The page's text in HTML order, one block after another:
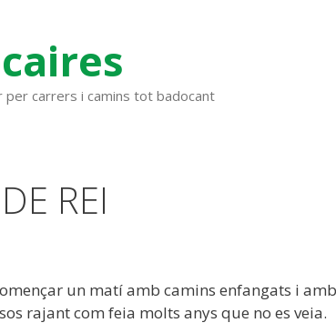
per carrers i camins tot badocant
REI
un matí amb camins enfangats i
rajant com feia molts anys que no es veia.